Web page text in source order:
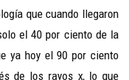
que cuando llegaron
el 40 por ciento de la
ya hoy el 90 por ciento
de los rayos x, lo que